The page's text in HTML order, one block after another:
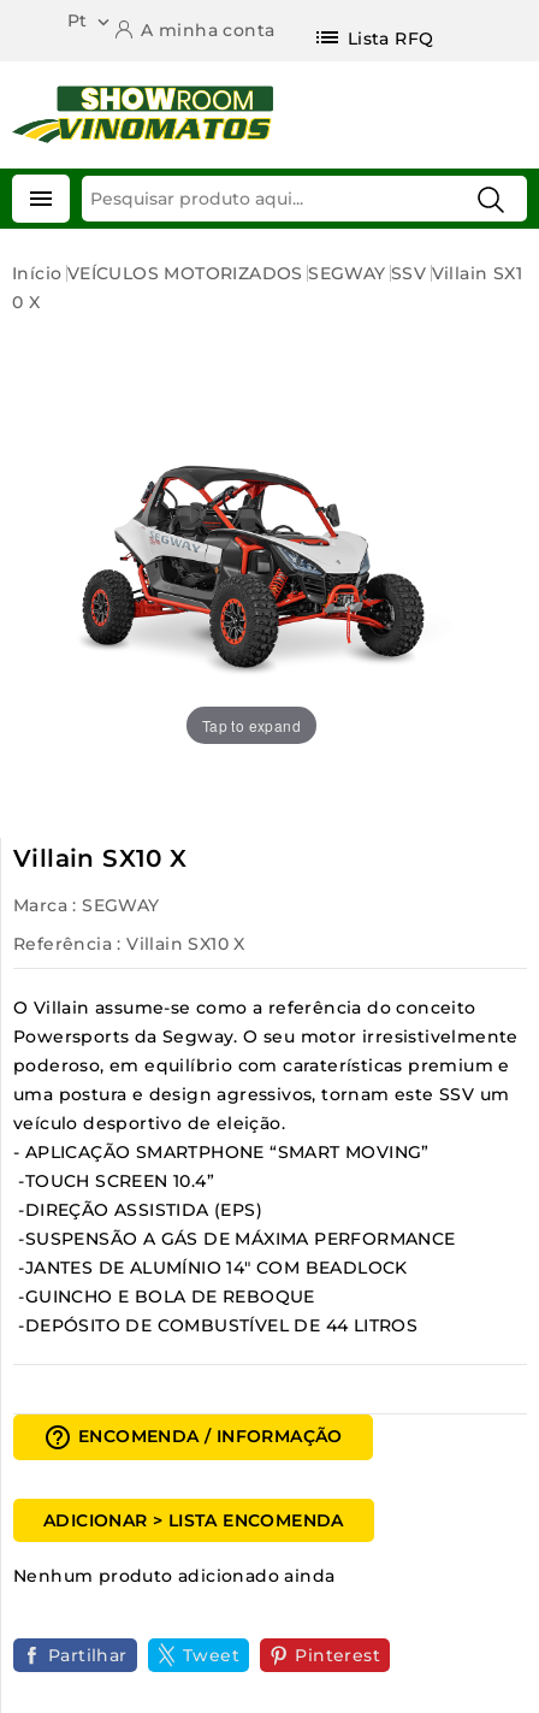
Pt  A minha conta list Lista RFQ

Início VEÍCULOS MOTORIZADOS SEGWAY SSV Villain SX1
0 X
Tap to expand
Villain SX10 X
Marca : SEGWAY
Referência : Villain SX10 X
O Villain assume-se como a referência do conceito
Powersports da Segway. O seu motor irresistivelmente
poderoso, em equilíbrio com caraterísticas premium e
uma postura e design agressivos, tornam este SSV um
veículo desportivo de eleição.
- APLICAÇÃO SMARTPHONE “SMART MOVING”
-TOUCH SCREEN 10.4”
-DIREÇÃO ASSISTIDA (EPS)
-SUSPENSÃO A GÁS DE MÁXIMA PERFORMANCE
-JANTES DE ALUMÍNIO 14″ COM BEADLOCK
-GUINCHO E BOLA DE REBOQUE
-DEPÓSITO DE COMBUSTÍVEL DE 44 LITROS
help_outline ENCOMENDA / INFORMAÇÃO
ADICIONAR > LISTA ENCOMENDA
Nenhum produto adicionado ainda
Partilhar Tweet Pinterest